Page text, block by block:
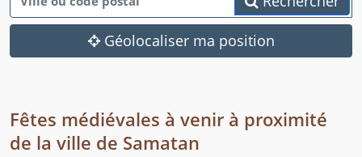
Géolocaliser ma position
Fêtes médiévales à venir à proximité
de la ville de Samatan